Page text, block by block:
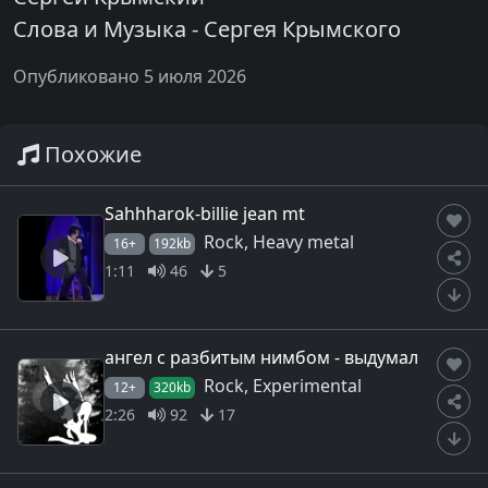
Слова и Музыка - Сергея Крымского
Опубликовано 5 июля 2026
Похожие
Sahhharok-billie jean mt
16+ 192kb Rock, Heavy metal
1:11 46 5
ангел с разбитым нимбом - выдумал
12+ 320kb Rock, Experimental
2:26 92 17